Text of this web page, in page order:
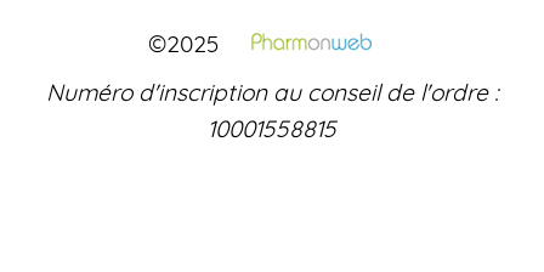
©2025
Numéro d'inscription au conseil de l'ordre :
10001558815